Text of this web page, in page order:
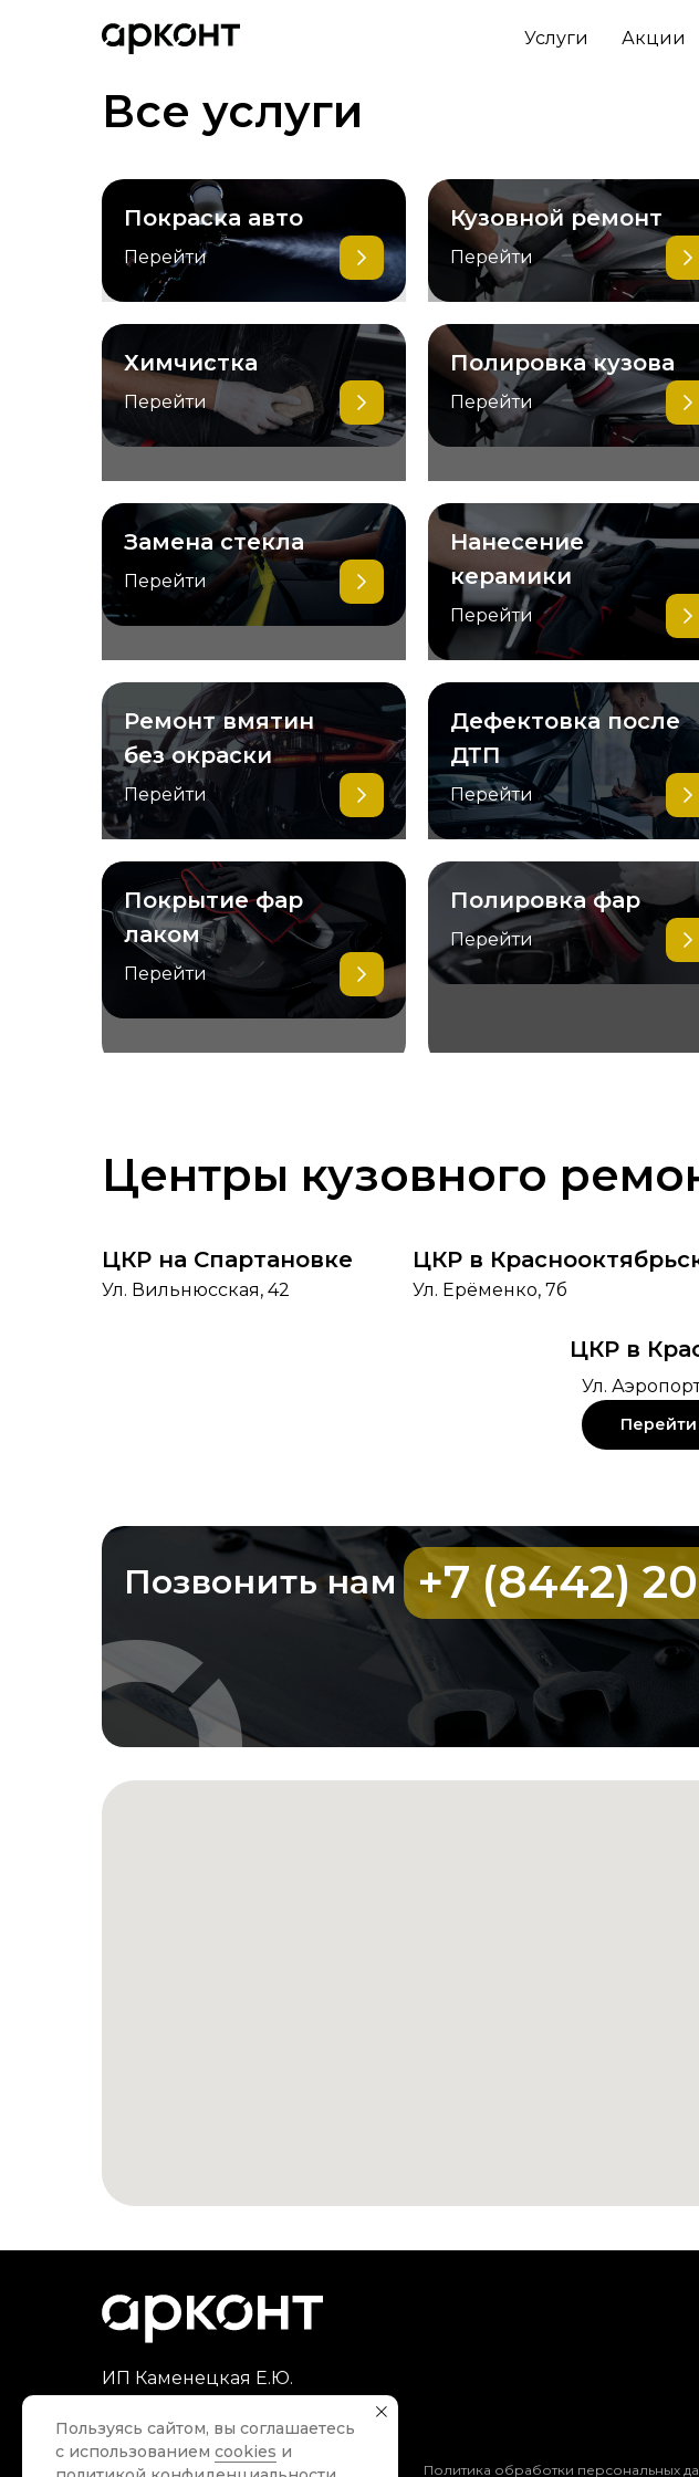
Услуги Акции
Все услуги
Кузовной ремонт
Перейти
Покраска авто
Перейти
Полировка кузова
Перейти
Химчистка
Перейти
Нанесение
керамики
Перейти
Замена стекла
Перейти
Дефектовка после
ДТП
Перейти
Ремонт вмятин
без окраски
Перейти
Полировка фар
Перейти
Покрытие фар
лаком
Перейти
Центры кузовного
ЦКР в
Ул.
Перейти
ЦКР в
Ул. Ерёменко, 7б
ЦКР на Спартановке
Ул. Вильнюсская, 42
+7 (8442)
Позвонить нам
ИП Каменецкая Е.Ю.
ОГРНИП 320470400087351
Политика использования cookie-файлов Политика обработки персональных
Пользуясь сайтом, вы соглашаетесь
с использованием cookies и